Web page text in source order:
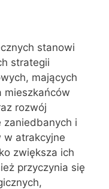
stanowi
strategii
mających
mieszkańców
rozwój
zaniedbanych i
w atrakcyjne
zwiększa ich
przyczynia się